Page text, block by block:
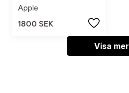
Apple
1800 SEK
Visa mer